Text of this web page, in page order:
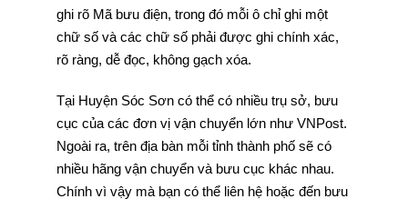
ghi rõ Mã bưu điện, trong đó mỗi ô chỉ ghi một
chữ số và các chữ số phải được ghi chính xác,
rõ ràng, dễ đọc, không gạch xóa.
Tại Huyện Sóc Sơn có thể có nhiều trụ sở, bưu
cục của các đơn vị vận chuyển lớn như VNPost.
Ngoài ra, trên địa bàn mỗi tỉnh thành phố sẽ có
nhiều hãng vận chuyển và bưu cục khác nhau.
Chính vì vậy mà bạn có thể liên hệ hoặc đến bưu